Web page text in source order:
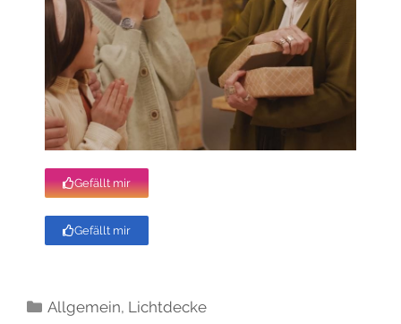
Gefällt mir
Gefällt mir
Allgemein, Lichtdecke